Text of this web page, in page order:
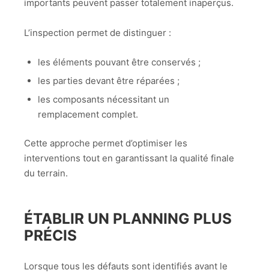
importants peuvent passer totalement inaperçus.
L’inspection permet de distinguer :
les éléments pouvant être conservés ;
les parties devant être réparées ;
les composants nécessitant un
remplacement complet.
Cette approche permet d’optimiser les
interventions tout en garantissant la qualité finale
du terrain.
ÉTABLIR UN PLANNING PLUS
PRÉCIS
Lorsque tous les défauts sont identifiés avant le